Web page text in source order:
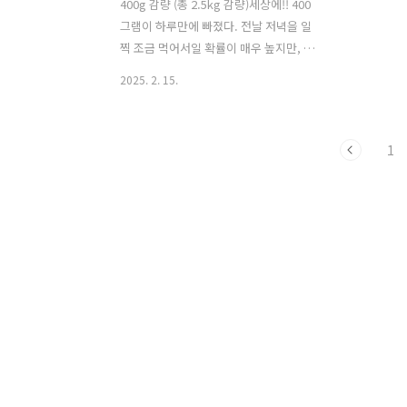
400g 감량 (총 2.5kg 감량)세상에!! 400
그램이 하루만에 빠졌다. 전날 저녁을 일
찍 조금 먹어서일 확률이 매우 높지만, 그
2025. 2. 15.
1